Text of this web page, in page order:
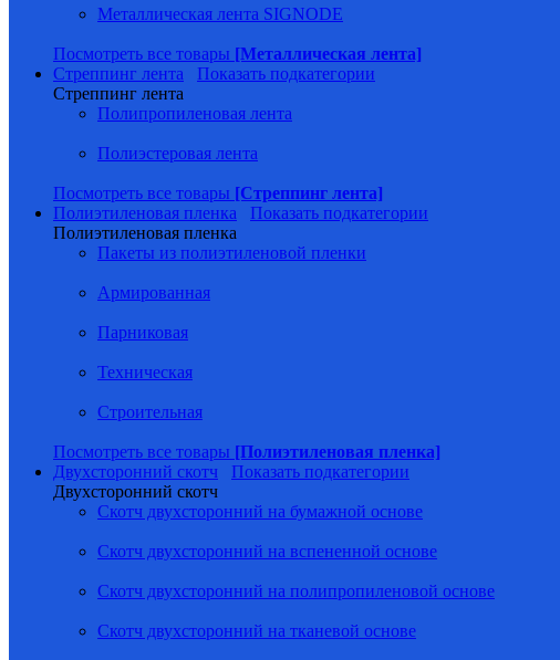
Металлическая лента SIGNODE
Посмотреть все товары [Металлическая лента]
Стреппинг лента
Показать подкатегории
Стреппинг лента
Полипропиленовая лента
Полиэстеровая лента
Посмотреть все товары [Стреппинг лента]
Полиэтиленовая пленка
Показать подкатегории
Полиэтиленовая пленка
Пакеты из полиэтиленовой пленки
Армированная
Парниковая
Техническая
Строительная
Посмотреть все товары [Полиэтиленовая пленка]
Двухсторонний скотч
Показать подкатегории
Двухсторонний скотч
Скотч двухсторонний на бумажной основе
Скотч двухсторонний на вспененной основе
Скотч двухсторонний на полипропиленовой основе
Скотч двухсторонний на тканевой основе